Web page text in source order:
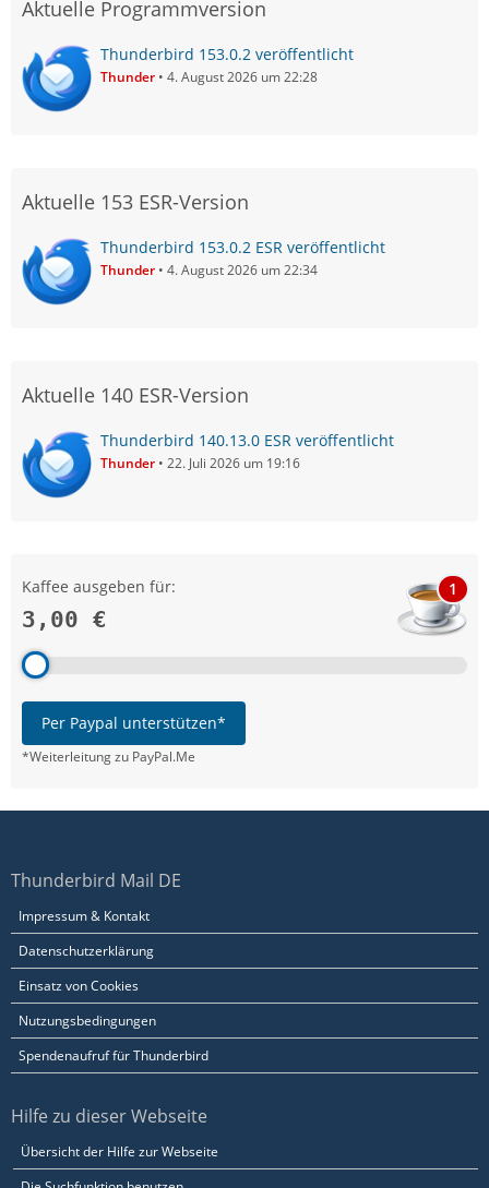
Aktuelle Programmversion
Thunderbird 153.0.2 veröffentlicht
Thunder 4. August 2026 um 22:28
Aktuelle 153 ESR-Version
Thunderbird 153.0.2 ESR veröffentlicht
Thunder 4. August 2026 um 22:34
Aktuelle 140 ESR-Version
Thunderbird 140.13.0 ESR veröffentlicht
Thunder 22. Juli 2026 um 19:16
Kaffee ausgeben für:
3,00 €
1
Per Paypal unterstützen*
*Weiterleitung zu PayPal.Me
Thunderbird Mail DE
Impressum & Kontakt
Datenschutzerklärung
Einsatz von Cookies
Nutzungsbedingungen
Spendenaufruf für Thunderbird
Hilfe zu dieser Webseite
Übersicht der Hilfe zur Webseite